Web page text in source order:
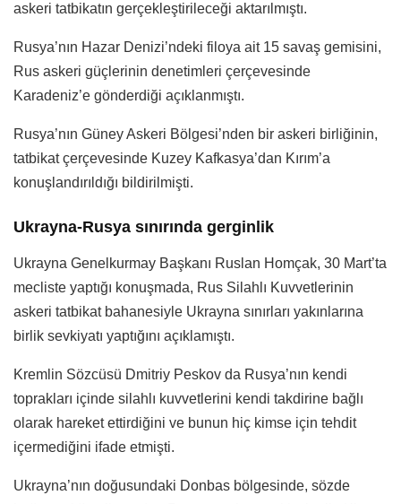
askeri tatbikatın gerçekleştirileceği aktarılmıştı.
Rusya’nın Hazar Denizi’ndeki filoya ait 15 savaş gemisini,
Rus askeri güçlerinin denetimleri çerçevesinde
Karadeniz’e gönderdiği açıklanmıştı.
Rusya’nın Güney Askeri Bölgesi’nden bir askeri birliğinin,
tatbikat çerçevesinde Kuzey Kafkasya’dan Kırım’a
konuşlandırıldığı bildirilmişti.
Ukrayna-Rusya sınırında gerginlik
Ukrayna Genelkurmay Başkanı Ruslan Homçak, 30 Mart’ta
mecliste yaptığı konuşmada, Rus Silahlı Kuvvetlerinin
askeri tatbikat bahanesiyle Ukrayna sınırları yakınlarına
birlik sevkiyatı yaptığını açıklamıştı.
Kremlin Sözcüsü Dmitriy Peskov da Rusya’nın kendi
toprakları içinde silahlı kuvvetlerini kendi takdirine bağlı
olarak hareket ettirdiğini ve bunun hiç kimse için tehdit
içermediğini ifade etmişti.
Ukrayna’nın doğusundaki Donbas bölgesinde, sözde